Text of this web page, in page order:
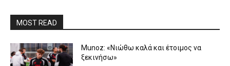
MOST READ
Munoz: «Νιώθω καλά και έτοιμος να
ξεκινήσω»